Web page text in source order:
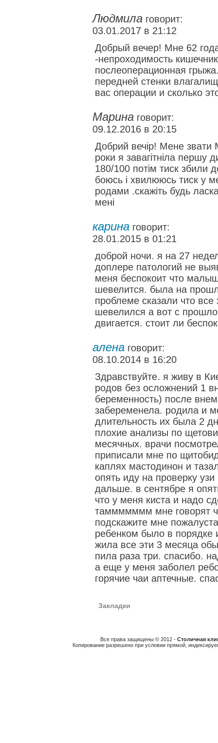
Людмила говорит:
03.01.2017 в 21:12
Добрый вечер! Мне 62
-непроходимость
послеоперационная
передней стенки
вас операции и сколько
Марина говорит:
09.12.2016 в 20:15
Добрий вечір! Мене звати
роки я завагітніла першу
180/100 потім тиск збили
боюсь і хвилююсь тиск у
родами .скажіть будь
мені
карина говорит:
28.01.2015 в 01:21
доброй ночи. я на 27
доплере патологий не
меня беспокоит что
шевелится. была на
проблеме сказали что
шевелился а вот с
двигается. стоит ли
алена говорит:
08.10.2014 в 16:20
Здравствуйте. я живу в
родов без осложнений 1
беременность) после
забеременела. родила и
длительность их была 2
плохие анализы по
месячных. врачи
приписали мне по
каплях мастодинон и
опять иду на проверку
дальше. в сентябре я
что у меня киста и надо
таммммммм мне говорят
подскажите мне
ребенком было в порядке
жила все эти 3 месяца
пила раза три. спасибо.
а еще у меня заболел
горячие чаи аптечные.
Закладки
Все права защищены © 2012 - Столичная
Копирование разрешено при условии прямой,